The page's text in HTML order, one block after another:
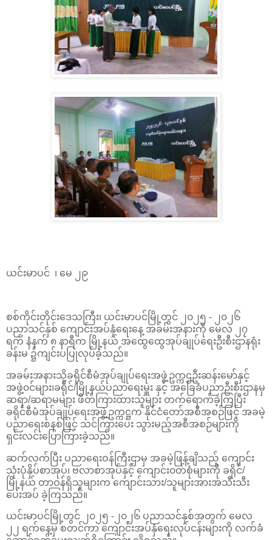
ယင်းမာပင် ၊ မေ ၂၉
စစ်ကိုင်းတိုင်းဒေသကြီး၊ ယင်းမာပင်မြို့တွင် ၂၀၂၅ - ၂၀၂၆
ပညာသင်နှစ် ကျောင်းအပ်နှံရေးနေ့ အခမ်းအနားကို မေလ ၂၇
ရက် နံနက် ၈ နာရီက မြို့နယ် အထွေထွေအုပ်ချုပ်ရေးဦးစီးဌာနရုံး
ခန်းမ ၌ကျင်းပပြုလုပ်ခဲ့သည်။
အခမ်းအနားသို့ခရိုင်စီမံအုပ်ချုပ်ရေးအဖွဲ့ဥက္ကဌဦးဆန်းမော်နှင့်
အဖွဲ့၀င်များ၊ခရိုင်/မြို့နယ်ပညာရေးမှူး နှင့် အခြေခံပညာဦးစီးဌာနမှ
ဆရာ/ဆရာမများ ဖိတ်ကြားထားသူများ တက်‌ရောက်ခဲ့ကြပြီး
ခရိုင်စီမံအုပ်ချုပ်ရေးအဖွဲ့ဥက္ကဋ္ဌက နိုင်ငံတော်အစီအစဉ်ဖြင့် အခမဲ့
ပညာရေးစနစ်ဖြင့် သင်ကြားပေး သွားမည့်အစီအစဉ်များကို
ရှင်းလင်းပြောကြားခဲ့‌သည်။
ဆက်လက်ပြီး ပညာရေးဝန်ကြီးဌာမှ အခမဲ့ဖြန့်ချိသည့် ကျောင်း
သုံးပုံနှိပ်စာအုပ်၊ ဗလာစာအုပ်နှင့် ကျောင်း၀တ်စုံများကို ခရိုင်/
မြို့နယ် တာဝန်ရှိသူများက ကျောင်းသား/သူများအားအသီးသီး
ပေးအပ် ခဲ့ကြသည်။
ယင်းမာပင်မြို့တွင် ၂၀၂၅ -၂၀၂၆ ပညာသင်နှစ်အတွက် မေလ
၂၂ ရက်နေ့မှ စတင်ကာ ကျောင်းအပ်နှံရေးလုပ်ငန်းများကို လက်ခံ